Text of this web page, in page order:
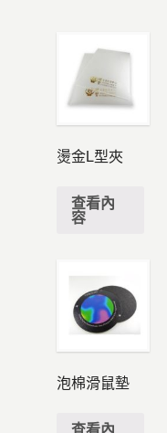
燙金L型夾
查看內
容
泡棉滑鼠墊